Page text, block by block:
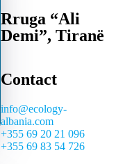
Rruga “Ali
Demi”, Tiranë
Contact
info@ecology-
albania.com
+355 69 20 21 096
+355 69 83 54 726